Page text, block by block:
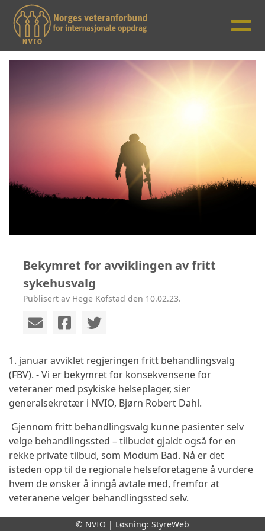
Bekymret for avviklingen av fritt
sykehusvalg
Publisert av Hege Kofstad den 10.02.23.
1. januar avviklet regjeringen fritt behandlingsvalg
(FBV). - Vi er bekymret for konsekvensene for
veteraner med psykiske helseplager, sier
generalsekretær i NVIO, Bjørn Robert Dahl.
Gjennom fritt behandlingsvalg kunne pasienter selv
velge behandlingssted – tilbudet gjaldt også for en
rekke private tilbud, som Modum Bad. Nå er det
isteden opp til de regionale helseforetagene å vurdere
hvem de ønsker å inngå avtale med, fremfor at
veteranene velger behandlingssted selv.
- Hvem de regionale helseforetagene oppretter avtaler
© NVIO | Løsning: StyreWeb